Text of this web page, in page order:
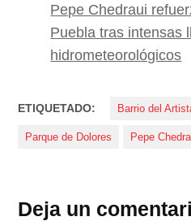
Pepe Chedraui
Puebla tras intensas
hidrometeorológicos
ETIQUETADO: Barrio del
Parque de Dolores Pepe
Deja un